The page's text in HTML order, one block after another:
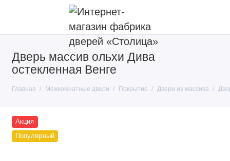
Дверь массив ольхи Дива
остекленная Венге
Главная Межкомнатные двери Покрытие Двери из массива
Покрытие
Акция
Популярный